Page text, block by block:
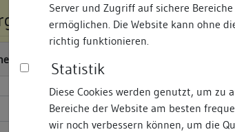
Server und Zugriff auf sichere
ermöglichen. Die Website kann ohne
richtig funktionieren.
Statistik
Diese Cookies werden genutzt, um zu
Bereiche der Website am besten
wir noch verbessern können, um die
ein: